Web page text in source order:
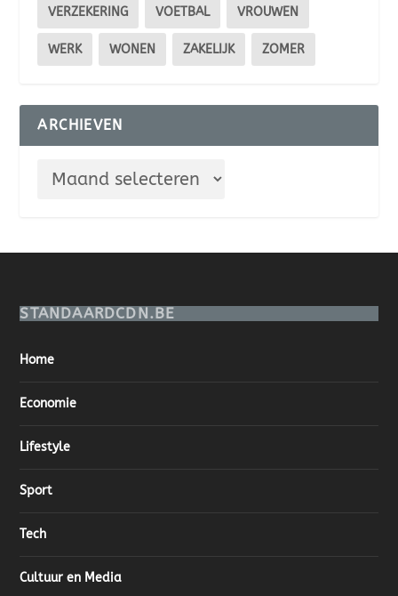
VERZEKERING VOETBAL VROUWEN
WERK WONEN ZAKELIJK ZOMER
ARCHIEVEN
STANDAARDCDN.BE
Home
Economie
Lifestyle
Sport
Tech
Cultuur en Media